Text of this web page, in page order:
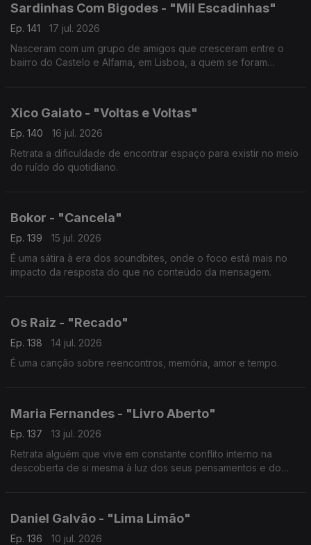
Sardinhas Com Bigodes - "Mil Escadinhas"
Ep. 141
17 jul. 2026
Nasceram com um grupo de amigos que cresceram entre o
bairro do Castelo e Alfama, em Lisboa, a quem se foram
Xico Gaiato - "Voltas e Voltas"
Ep. 140
16 jul. 2026
Retrata a dificuldade de encontrar espaço para existir no meio
do ruído do quotidiano.
Bokor - "Cancela"
Ep. 139
15 jul. 2026
É uma sátira à era dos soundbites, onde o foco está mais no
impacto da resposta do que no conteúdo da mensagem.
Os Raiz - "Recado"
Ep. 138
14 jul. 2026
É uma canção sobre reencontros, memória, amor e tempo.
Maria Fernandes - "Livro Aberto"
Ep. 137
13 jul. 2026
Retrata alguém que vive em constante conflito interno na
descoberta de si mesma à luz dos seus pensamentos e do
Daniel Galvão - "Lima Limão"
Ep. 136 10 jul. 2026